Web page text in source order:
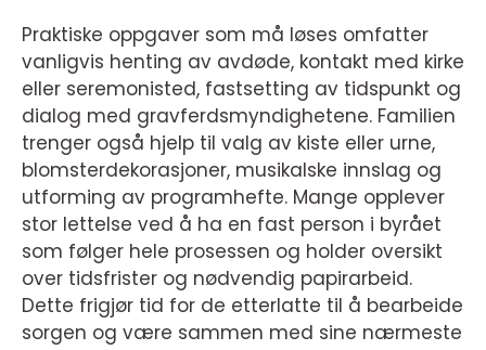
Praktiske oppgaver som må løses omfatter
vanligvis henting av avdøde, kontakt med kirke
eller seremonisted, fastsetting av tidspunkt og
dialog med gravferdsmyndighetene. Familien
trenger også hjelp til valg av kiste eller urne,
blomsterdekorasjoner, musikalske innslag og
utforming av programhefte. Mange opplever
stor lettelse ved å ha en fast person i byrået
som følger hele prosessen og holder oversikt
over tidsfrister og nødvendig papirarbeid.
Dette frigjør tid for de etterlatte til å bearbeide
sorgen og være sammen med sine nærmeste